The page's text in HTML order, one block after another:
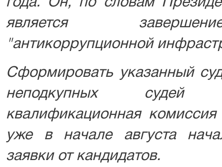
года. Он, по словам
является
"антикоррупционной
Сформировать указанный
неподкупных
квалификационная
уже в начале августа
заявки от кандидатов.